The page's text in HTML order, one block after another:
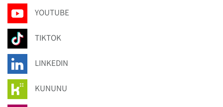
YOUTUBE
TIKTOK
LINKEDIN
KUNUNU